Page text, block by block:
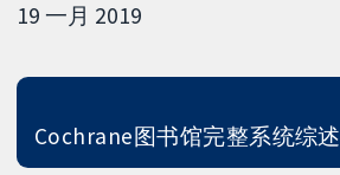
19 一月 2019
Cochrane图书馆完整系统综述